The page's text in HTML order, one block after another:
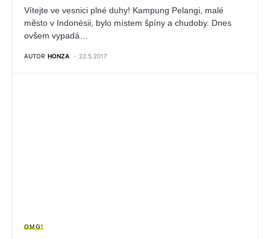
Vítejte ve vesnici plné duhy! Kampung Pelangi, malé
město v Indonésii, bylo místem špíny a chudoby. Dnes
ovšem vypadá…
AUTOR HONZA 22.5.2017
OMG!